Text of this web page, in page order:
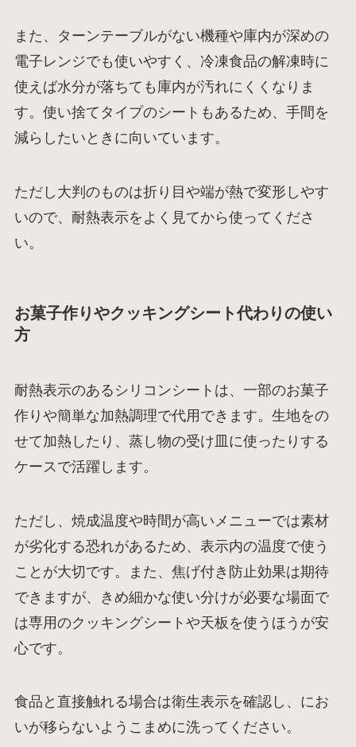
また、ターンテーブルがない機種や庫内が深めの
電子レンジでも使いやすく、冷凍食品の解凍時に
使えば水分が落ちても庫内が汚れにくくなりま
す。使い捨てタイプのシートもあるため、手間を
減らしたいときに向いています。
ただし大判のものは折り目や端が熱で変形しやす
いので、耐熱表示をよく見てから使ってくださ
い。
お菓子作りやクッキングシート代わりの使い
方
耐熱表示のあるシリコンシートは、一部のお菓子
作りや簡単な加熱調理で代用できます。生地をの
せて加熱したり、蒸し物の受け皿に使ったりする
ケースで活躍します。
ただし、焼成温度や時間が高いメニューでは素材
が劣化する恐れがあるため、表示内の温度で使う
ことが大切です。また、焦げ付き防止効果は期待
できますが、きめ細かな使い分けが必要な場面で
は専用のクッキングシートや天板を使うほうが安
心です。
食品と直接触れる場合は衛生表示を確認し、にお
いが移らないようこまめに洗ってください。